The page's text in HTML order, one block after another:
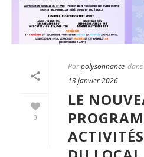
0
Parpolysonnance dans
13 janvier 2026
LE